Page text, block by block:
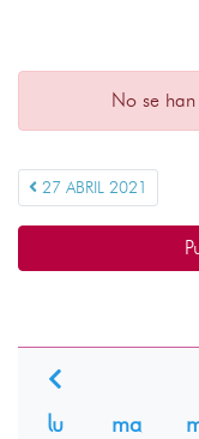
No se
27 ABRIL 2021
lu
ma